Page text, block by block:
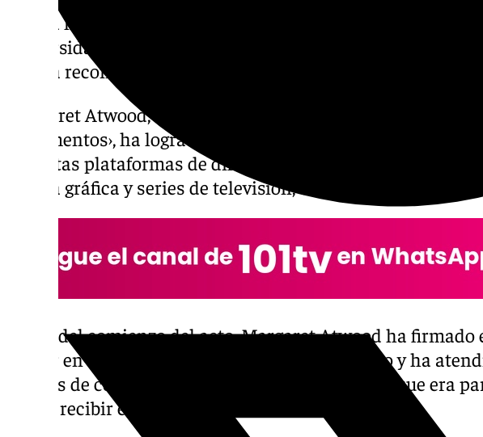
autora ha recibido este título honorífico, el de máxima
universidades otorgan, en una ciudad que ha visitado por
que ha reconocido que le ha «encantado».
Margaret Atwood, autora de novelas como ‹El cuento de la
testamentos›, ha logrado convertir sus obras en palabra
distintas plataformas de difusión que incluyen novela
novela gráfica y series de televisión, entre muchos otros.
Antes del comienzo del acto, Margaret Atwood ha firmado
Honor en el despacho del rector Pedro Mercado y ha
medios de comunicación, a los que ha señalado que era
honor recibir este título honorífico.